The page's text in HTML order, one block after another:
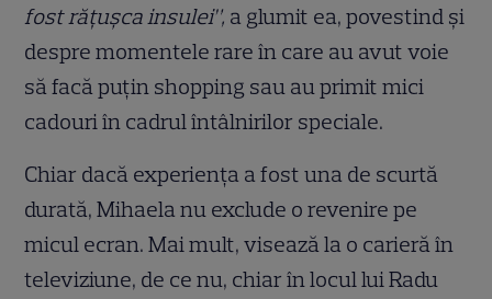
fost rățușca insulei”, a glumit ea, povestind și
despre momentele rare în care au avut voie
să facă puțin shopping sau au primit mici
cadouri în cadrul întâlnirilor speciale.
Chiar dacă experiența a fost una de scurtă
durată, Mihaela nu exclude o revenire pe
micul ecran. Mai mult, visează la o carieră în
televiziune, de ce nu, chiar în locul lui Radu